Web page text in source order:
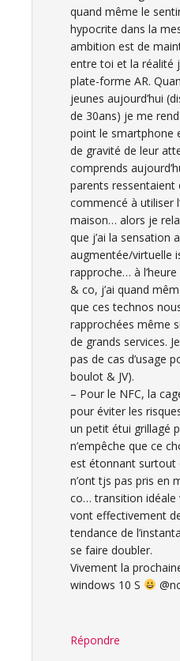
quand même le
hypocrite dans la
ambition est de
entre toi et la réalité
plate-forme AR.
jeunes aujourd’hui
de 30ans) je me
point le smartphone
de gravité de leur
comprends
parents ressentaient
commencé à utiliser
maison… alors je
que j’ai la sensation
augmentée/virtuelle
rapproche… à
& co, j’ai quand
que ces technos
rapprochées même
de grands services.
pas de cas d’usage
boulot & JV).
– Pour le NFC, la
pour éviter les
un petit étui grillagé
n’empêche que ce
est étonnant surtout
n’ont tjs pas pris en
co… transition idéale
vont effectivement
tendance de
se faire doubler.
Vivement la
windows 10 S
Répondre